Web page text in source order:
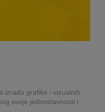
izradu grafike i vizualnih
svoje jednostavnosti i